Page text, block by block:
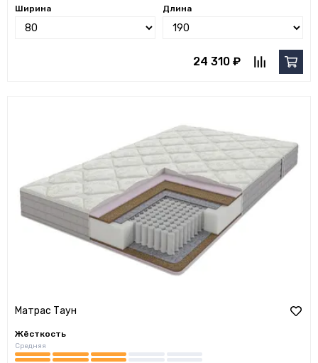
Ширина Длина
24 310 ₽
Матрас Таун
Жёсткость
Средняя